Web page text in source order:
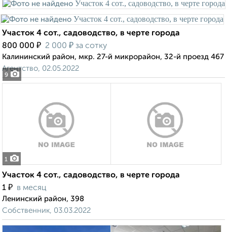
9
Участок 4 сот., садоводство, в черте города
800 000 ₽ 2 000 ₽ за сотку
Калининский район, мкр. 27-й микрорайон, 32-й проезд 467
Агентство, 02.05.2022
1
Участок 4 сот., садоводство, в черте города
1 ₽ в месяц
Ленинский район, 398
Собственник, 03.03.2022